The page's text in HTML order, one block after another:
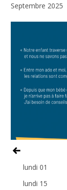
Septembre 2025
lundi 01
lundi 15